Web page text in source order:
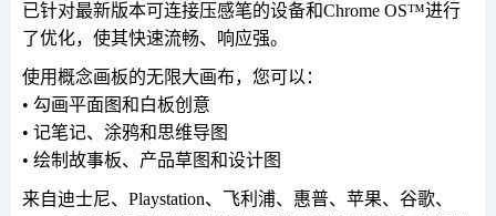
已针对最新版本可连接压感笔的设备和Chrome OS™进行
了优化，使其快速流畅、响应强。
使用概念画板的无限大画布，您可以：
• 勾画平面图和白板创意
• 记笔记、涂鸦和思维导图
• 绘制故事板、产品草图和设计图
来自迪士尼、Playstation、飞利浦、惠普、苹果、谷歌、